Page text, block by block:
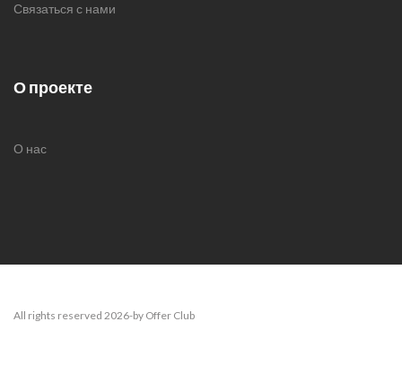
Связаться с нами
О проекте
О нас
All rights reserved 2026-by Offer Club